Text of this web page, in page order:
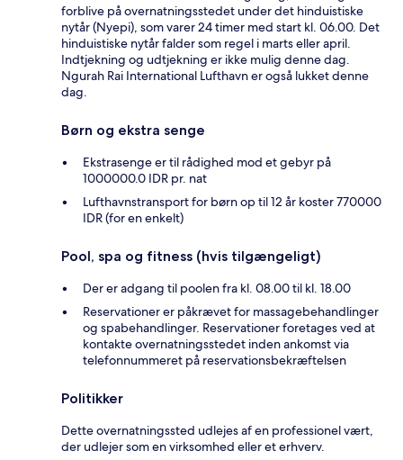
forblive på overnatningsstedet under det hinduistiske
nytår (Nyepi), som varer 24 timer med start kl. 06.00. Det
hinduistiske nytår falder som regel i marts eller april.
Indtjekning og udtjekning er ikke mulig denne dag.
Ngurah Rai International Lufthavn er også lukket denne
dag.
Børn og ekstra senge
Ekstrasenge er til rådighed mod et gebyr på
1000000.0 IDR pr. nat
Lufthavnstransport for børn op til 12 år koster 770000
IDR (for en enkelt)
Pool, spa og fitness (hvis tilgængeligt)
Der er adgang til poolen fra kl. 08.00 til kl. 18.00
Reservationer er påkrævet for massagebehandlinger
og spabehandlinger. Reservationer foretages ved at
kontakte overnatningsstedet inden ankomst via
telefonnummeret på reservationsbekræftelsen
Politikker
Dette overnatningssted udlejes af en professionel vært,
der udlejer som en virksomhed eller et erhverv.